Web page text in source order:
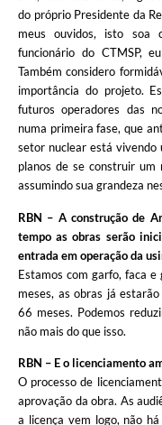
do próprio Presidente da
meus ouvidos, isto soa
funcionário do CTMSP,
Também considero
importância do projeto.
futuros operadores das
numa primeira fase, que
setor nuclear está vivendo
planos de se construir
assumindo sua grandeza
RBN – A construção de
tempo as obras serão
entrada em operação da
Estamos com garfo, faca
meses, as obras já
66 meses. Podemos
não mais do que isso.
RBN – E o licenciamento
O processo de
aprovação da obra. As
a licença vem logo, não